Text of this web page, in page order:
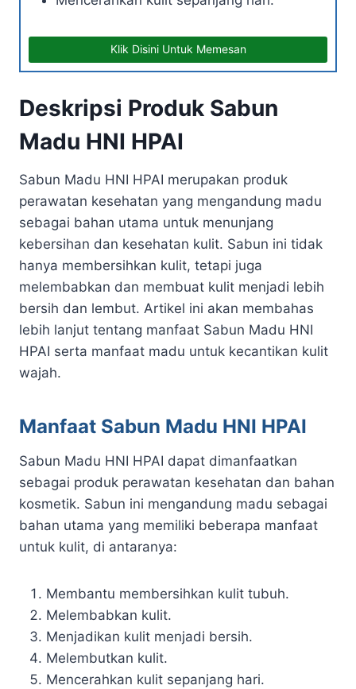
Klik Disini Untuk Memesan
Deskripsi Produk Sabun
Madu HNI HPAI
Sabun Madu HNI HPAI merupakan produk
perawatan kesehatan yang mengandung madu
sebagai bahan utama untuk menunjang
kebersihan dan kesehatan kulit. Sabun ini tidak
hanya membersihkan kulit, tetapi juga
melembabkan dan membuat kulit menjadi lebih
bersih dan lembut. Artikel ini akan membahas
lebih lanjut tentang manfaat Sabun Madu HNI
HPAI serta manfaat madu untuk kecantikan kulit
wajah.
Manfaat Sabun Madu HNI HPAI
Sabun Madu HNI HPAI dapat dimanfaatkan
sebagai produk perawatan kesehatan dan bahan
kosmetik. Sabun ini mengandung madu sebagai
bahan utama yang memiliki beberapa manfaat
untuk kulit, di antaranya:
Membantu membersihkan kulit tubuh.
Melembabkan kulit.
Menjadikan kulit menjadi bersih.
Melembutkan kulit.
Mencerahkan kulit sepanjang hari.